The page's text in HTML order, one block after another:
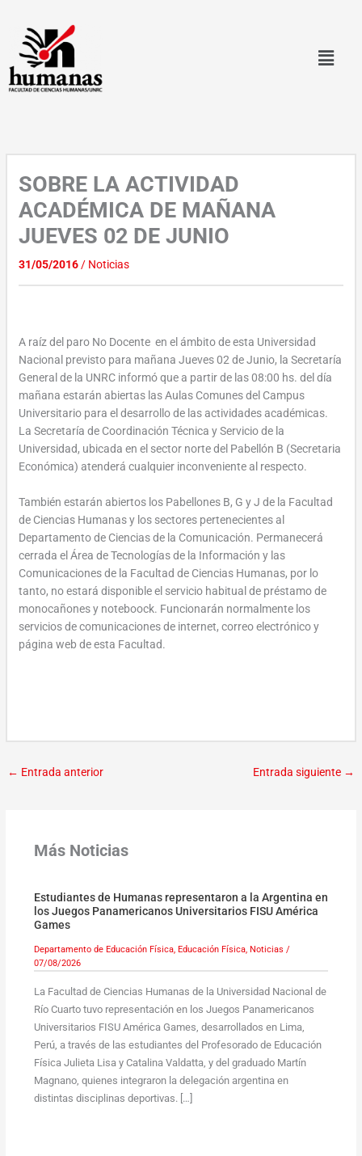
contenido
SOBRE LA ACTIVIDAD
ACADÉMICA DE MAÑANA
JUEVES 02 DE JUNIO
31/05/2016/ Noticias
A raíz del paro No Docente en el ámbito de esta Universidad
Nacional previsto para mañana Jueves 02 de Junio, la Secretaría
General de la UNRC informó que a partir de las 08:00 hs. del día
mañana estarán abiertas las Aulas Comunes del Campus
Universitario para el desarrollo de las actividades académicas.
La Secretaría de Coordinación Técnica y Servicio de la
Universidad, ubicada en el sector norte del Pabellón B (Secretaria
Económica) atenderá cualquier inconveniente al respecto.
También estarán abiertos los Pabellones B, G y J de la Facultad
de Ciencias Humanas y los sectores pertenecientes al
Departamento de Ciencias de la Comunicación. Permanecerá
cerrada el Área de Tecnologías de la Información y las
Comunicaciones de la Facultad de Ciencias Humanas, por lo
tanto, no estará disponible el servicio habitual de préstamo de
monocañones y noteboock. Funcionarán normalmente los
servicios de comunicaciones de internet, correo electrónico y
página web de esta Facultad.
← Entrada anterior Entrada siguiente →
Más Noticias
Estudiantes de Humanas representaron a la Argentina en
los Juegos Panamericanos Universitarios FISU América
Games
Departamento de Educación Física, Educación Física, Noticias /
07/08/2026
La Facultad de Ciencias Humanas de la Universidad Nacional de
Río Cuarto tuvo representación en los Juegos Panamericanos
Universitarios FISU América Games, desarrollados en Lima,
Perú, a través de las estudiantes del Profesorado de Educación
Física Julieta Lisa y Catalina Valdatta, y del graduado Martín
Magnano, quienes integraron la delegación argentina en
distintas disciplinas deportivas. […]